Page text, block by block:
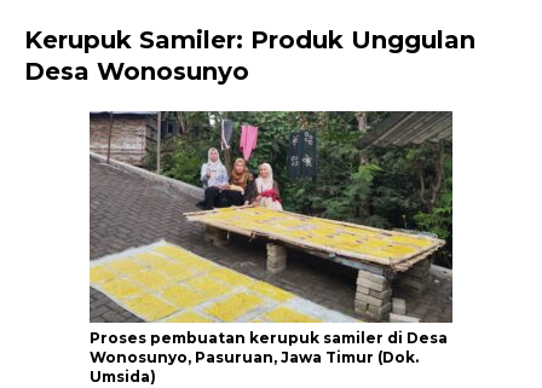
Kerupuk Samiler: Produk Unggulan
Desa Wonosunyo
Proses pembuatan kerupuk samiler di Desa
Wonosunyo, Pasuruan, Jawa Timur (Dok.
Umsida)